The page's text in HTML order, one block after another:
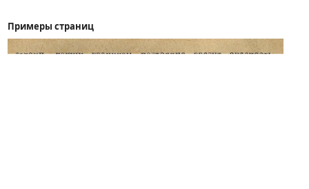
Примеры страниц